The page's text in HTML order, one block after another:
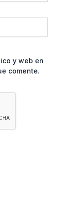
y web en
comente.